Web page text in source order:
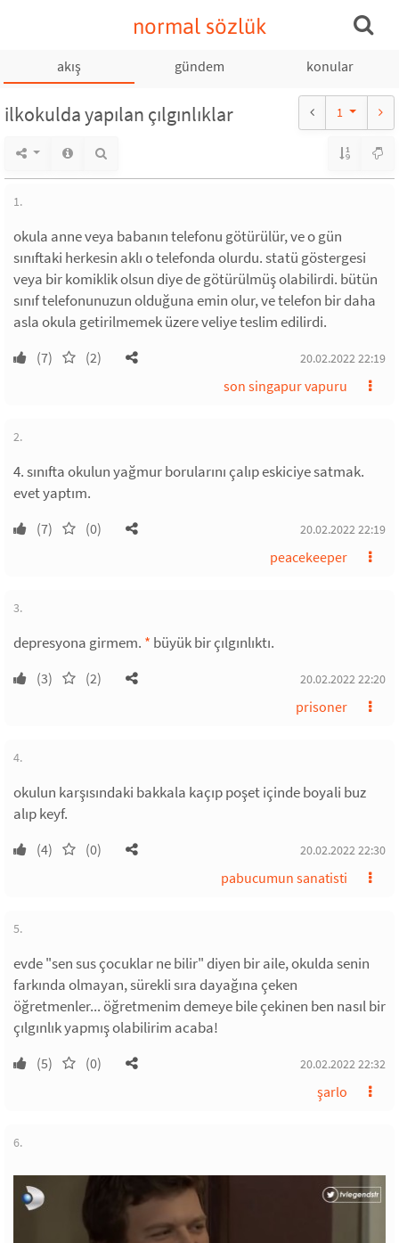
normal sözlük
akış gündem konular
ilkokulda yapılan çılgınlıklar 1
1.
okula anne veya babanın telefonu götürülür, ve o gün
sınıftaki herkesin aklı o telefonda olurdu. statü göstergesi
veya bir komiklik olsun diye de götürülmüş olabilirdi. bütün
sınıf telefonunuzun olduğuna emin olur, ve telefon bir daha
asla okula getirilmemek üzere veliye teslim edilirdi.
(7) (2) 20.02.2022 22:19
son singapur vapuru
2.
4. sınıfta okulun yağmur borularını çalıp eskiciye satmak.
evet yaptım.
(7) (0) 20.02.2022 22:19
peacekeeper
3.
depresyona girmem. * büyük bir çılgınlıktı.
(3) (2) 20.02.2022 22:20
prisoner
4.
okulun karşısındaki bakkala kaçıp poşet içinde boyali buz
alıp keyf.
(4) (0) 20.02.2022 22:30
pabucumun sanatisti
5.
evde "sen sus çocuklar ne bilir" diyen bir aile, okulda senin
farkında olmayan, sürekli sıra dayağına çeken
öğretmenler... öğretmenim demeye bile çekinen ben nasıl bir
çılgınlık yapmış olabilirim acaba!
(5) (0) 20.02.2022 22:32
şarlo
6.